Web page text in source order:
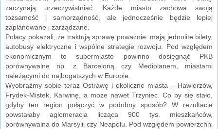
zaczynają urzeczywistniać. Każde miasto zachowa swoją
tożsamość i samorządność, ale jednocześnie będzie lepiej
zaplanowane i zarządzane.
Polacy pokazali, że traktują sprawę poważnie: mają jednolite bilety,
autobusy elektryczne i wspólne strategie rozwoju. Pod względem
ekonomicznym to supermiasto powinno dosięgnąć PKB
porównywalne np. z Barceloną czy Mediolanem, miastami
należącymi do najbogatszych w Europie.
Wyobraźmy sobie teraz Ostrawę i okoliczne miasta – Hawierzów,
Frydek-Mistek, Karwinę, a może nawet Trzyniec. Co by się stało,
gdyby ten region połączyć w podobny sposób? W rezultacie
powstałaby aglomeracja licząca 900 tys. mieszkańców,
porównywalna do Marsylii czy Neapolu. Pod względem powierzchni